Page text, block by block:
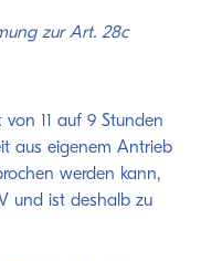
zur Art. 28c
11 auf 9 Stunden
aus eigenem Antrieb
werden kann,
und ist deshalb zu